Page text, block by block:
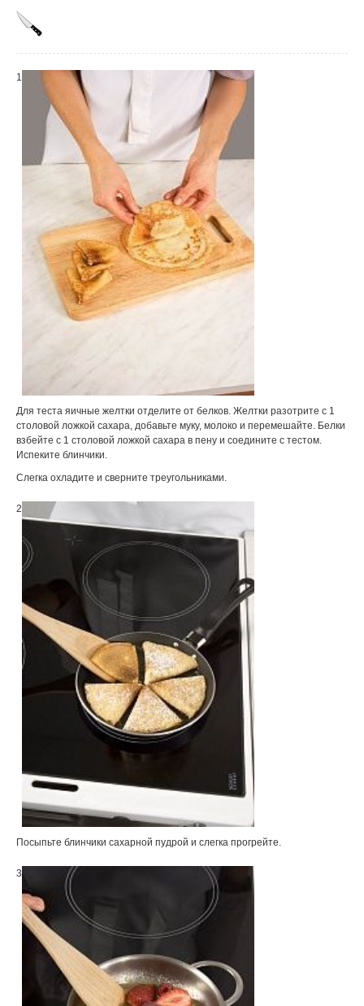
1
Для теста яичные желтки отделите от белков. Желтки разотрите с 1
столовой ложкой сахара, добавьте муку, молоко и перемешайте. Белки
взбейте с 1 столовой ложкой сахара в пену и соедините с тестом.
Испеките блинчики.
Слегка охладите и сверните треугольниками.
2
Посыпьте блинчики сахарной пудрой и слегка прогрейте.
3